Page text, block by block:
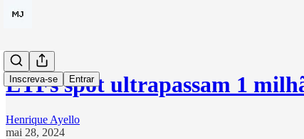
Inscreva-se Entrar
ETFs spot ultrapassam 1
Henrique Ayello
mai 28, 2024